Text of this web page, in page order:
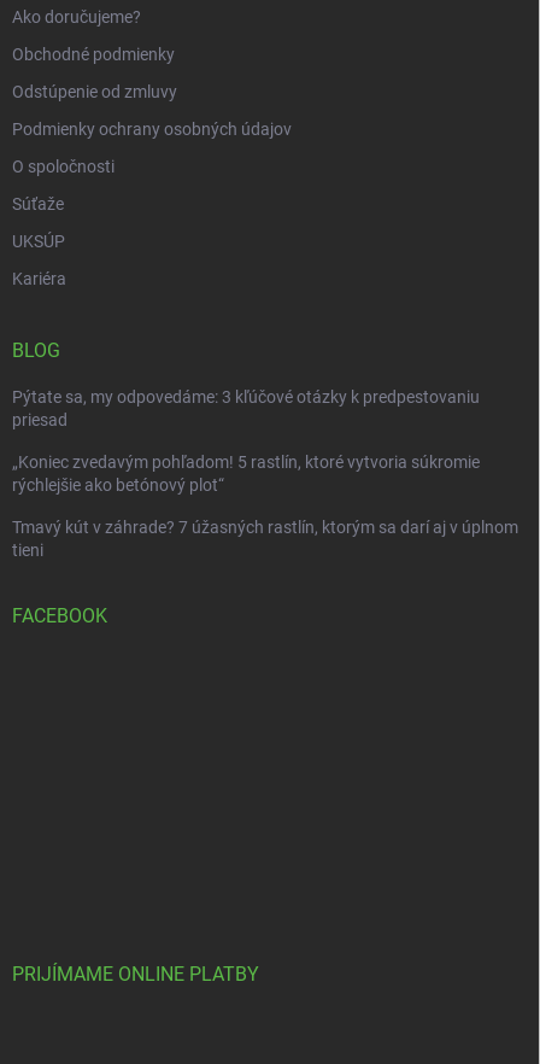
Ako doručujeme?
Obchodné podmienky
Odstúpenie od zmluvy
Podmienky ochrany osobných údajov
O spoločnosti
Súťaže
UKSÚP
Kariéra
BLOG
Pýtate sa, my odpovedáme: 3 kľúčové otázky k predpestovaniu
priesad
„Koniec zvedavým pohľadom! 5 rastlín, ktoré vytvoria súkromie
rýchlejšie ako betónový plot“
Tmavý kút v záhrade? 7 úžasných rastlín, ktorým sa darí aj v úplnom
tieni
FACEBOOK
PRIJÍMAME ONLINE PLATBY